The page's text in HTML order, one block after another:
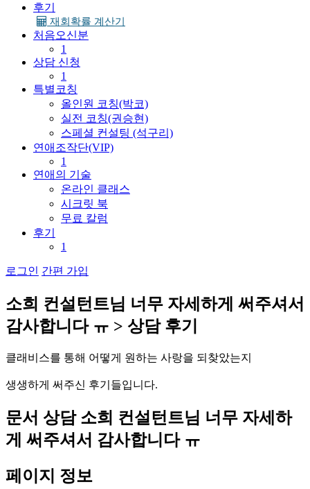
후기
재회확률 계산기
처음오신분
1
상담 신청
1
특별코칭
올인원 코칭(박코)
실전 코칭(권승현)
스페셜 컨설팅 (석구리)
연애조작단(VIP)
1
연애의 기술
온라인 클래스
시크릿 북
무료 칼럼
후기
1
로그인 간편 가입
소희 컨설 턴트님 너 무 자세 하게 써 주셔 서
감사합니 다 ㅠ > 상담 후기
클래 비 스를 통해 어 떻게 원하는 사랑을 되 찾았는지
생생하게 써 주신 후기 들입니 다.
문서 상담 소희 컨설턴트님 너무 자세하
게 써주셔서 감사합니다 ㅠ
페이지 정보